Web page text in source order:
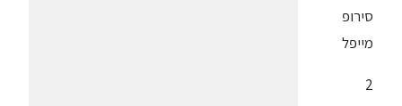
סירופ
מייפל
2